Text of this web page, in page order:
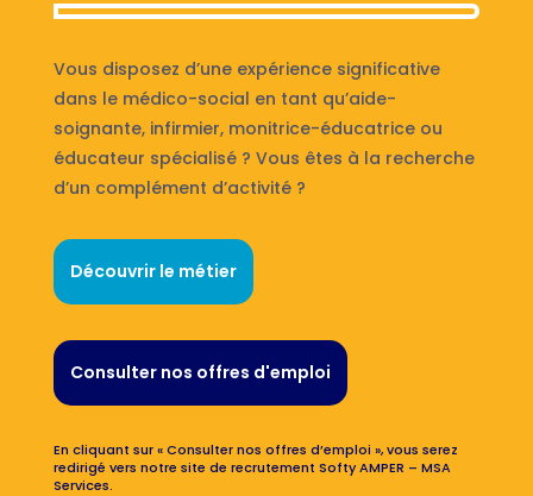
Vous disposez d’une expérience significative
dans le médico-social en tant qu’aide-
soignante, infirmier, monitrice-éducatrice ou
éducateur spécialisé ? Vous êtes à la recherche
d’un complément d’activité ?
Découvrir le métier
Consulter nos offres d'emploi
En cliquant sur « Consulter nos offres d’emploi », vous serez
redirigé vers notre site de recrutement Softy AMPER – MSA
Services.